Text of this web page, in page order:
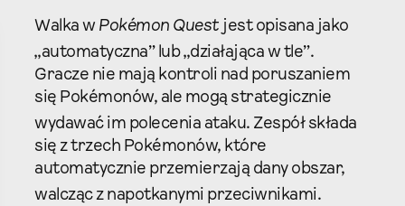
Walka w Pokémon Quest jest opisana jako
„automatyczna” lub „działająca w tle”.
Gracze nie mają kontroli nad poruszaniem
się Pokémonów, ale mogą strategicznie
wydawać im polecenia ataku. Zespół składa
się z trzech Pokémonów, które
automatycznie przemierzają dany obszar,
walcząc z napotkanymi przeciwnikami.